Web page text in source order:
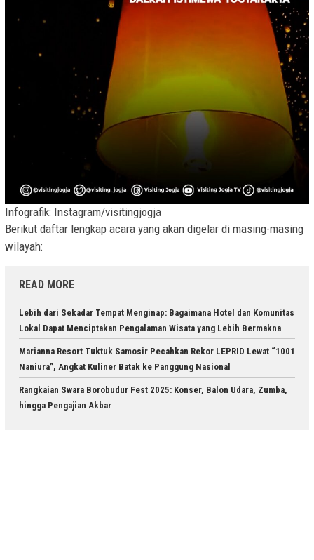
Infografik: Instagram/visitingjogja
Berikut daftar lengkap acara yang akan digelar di masing-masing
wilayah:
READ MORE
Lebih dari Sekadar Tempat Menginap: Bagaimana Hotel dan Komunitas
Lokal Dapat Menciptakan Pengalaman Wisata yang Lebih Bermakna
Marianna Resort Tuktuk Samosir Pecahkan Rekor LEPRID Lewat “1001
Naniura”, Angkat Kuliner Batak ke Panggung Nasional
Rangkaian Swara Borobudur Fest 2025: Konser, Balon Udara, Zumba,
hingga Pengajian Akbar